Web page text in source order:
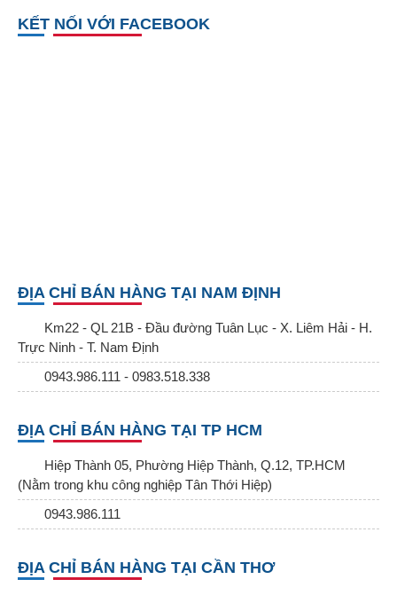
KẾT NỐI VỚI FACEBOOK
ĐỊA CHỈ BÁN HÀNG TẠI NAM ĐỊNH
Km22 - QL 21B - Đầu đường Tuân Lục - X. Liêm Hải - H.
Trực Ninh - T. Nam Định
0943.986.111 - 0983.518.338
ĐỊA CHỈ BÁN HÀNG TẠI TP HCM
Hiệp Thành 05, Phường Hiệp Thành, Q.12, TP.HCM
(Nằm trong khu công nghiệp Tân Thới Hiệp)
0943.986.111
ĐỊA CHỈ BÁN HÀNG TẠI CẦN THƠ